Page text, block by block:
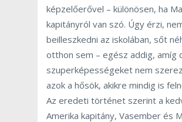
képzelőerővel – különösen, ha
kapitányról van szó. Úgy érzi,
beilleszkedni az iskolában, sőt
otthon sem – egész addig, amíg
szuperképességeket nem
azok a hősök, akikre mindig is
Az eredeti történet szerint a k
Amerika kapitány, Vasember és